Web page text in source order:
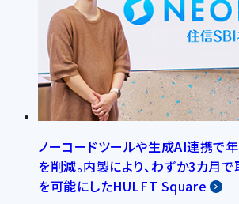
ノーコードツールや生成AI連携で
を削減。内製により、わずか3カ月
を可能にしたHULFT Square